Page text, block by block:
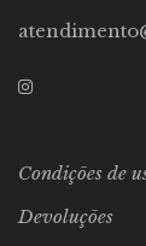
Condições de
Devoluções